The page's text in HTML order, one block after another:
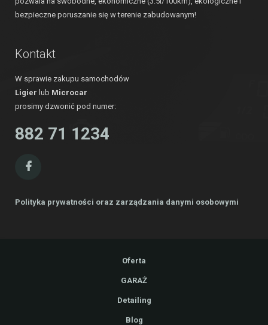
bezpieczne poruszanie się w terenie zabudowanym!
Kontakt
W sprawie zakupu samochodów
Ligier lub Microcar
prosimy dzwonić pod numer:
882 71 1234
Polityka prywatności oraz zarządzania danymi osobowymi
Oferta
GARAŻ
Detailing
Blog